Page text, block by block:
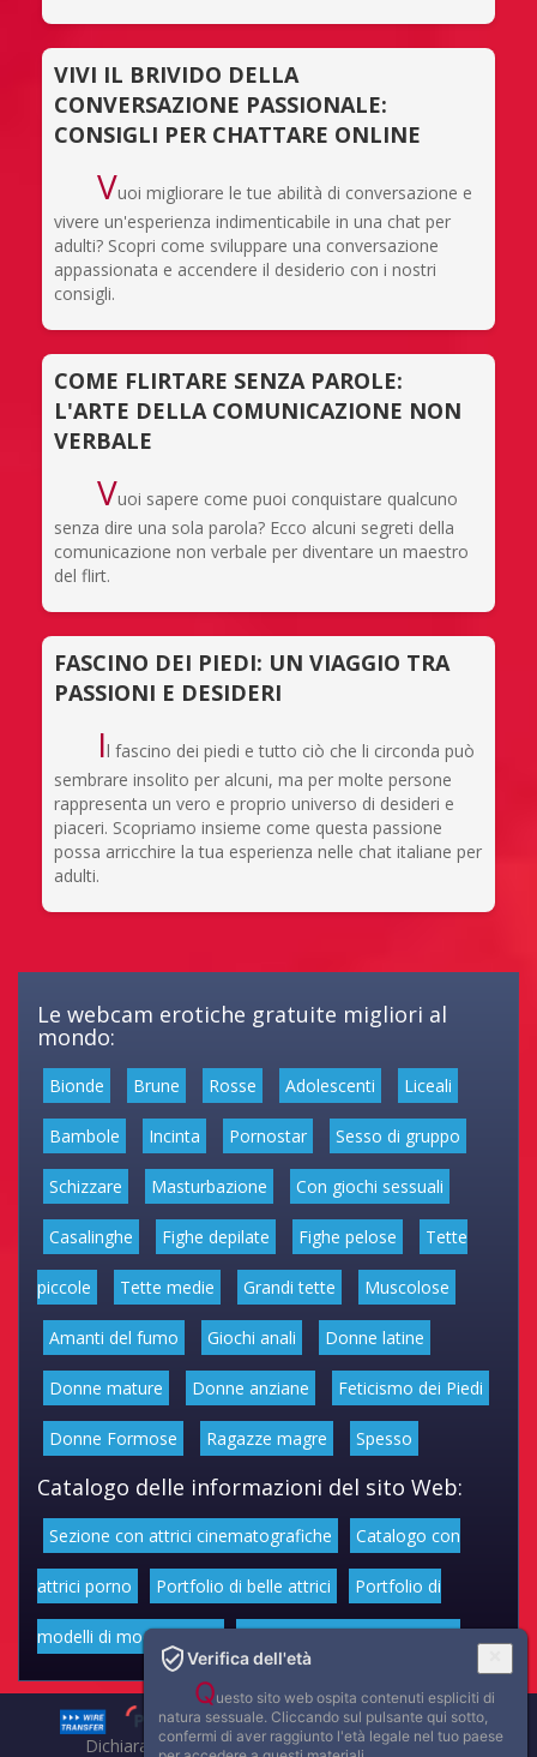
VIVI IL BRIVIDO DELLA
CONVERSAZIONE PASSIONALE:
CONSIGLI PER CHATTARE ONLINE
Vuoi migliorare le tue abilità di conversazione e
vivere un'esperienza indimenticabile in una chat per
adulti? Scopri come sviluppare una conversazione
appassionata e accendere il desiderio con i nostri
consigli.
COME FLIRTARE SENZA PAROLE:
L'ARTE DELLA COMUNICAZIONE NON
VERBALE
Vuoi sapere come puoi conquistare qualcuno
senza dire una sola parola? Ecco alcuni segreti della
comunicazione non verbale per diventare un maestro
del flirt.
FASCINO DEI PIEDI: UN VIAGGIO TRA
PASSIONI E DESIDERI
Il fascino dei piedi e tutto ciò che li circonda può
sembrare insolito per alcuni, ma per molte persone
rappresenta un vero e proprio universo di desideri e
piaceri. Scopriamo insieme come questa passione
possa arricchire la tua esperienza nelle chat italiane per
adulti.
Le webcam erotiche gratuite migliori al
mondo:
Bionde Brune Rosse Adolescenti Liceali
Bambole Incinta Pornostar Sesso di gruppo
Schizzare Masturbazione Con giochi sessuali
Casalinghe Fighe depilate Fighe pelose Tette
piccole Tette medie Grandi tette Muscolose
Amanti del fumo Giochi anali Donne latine
Donne mature Donne anziane Feticismo dei Piedi
Donne Formose Ragazze magre Spesso
Catalogo delle informazioni del sito Web:
Sezione con attrici cinematografiche Catalogo con
attrici porno Portfolio di belle attrici Portfolio di
modelli di moda volgari Affascinanti star dello sport
Dichiarazione di non responsabilità: tutti i membri e le
Verifica dell'età
Questo sito web ospita contenuti espliciti di
natura sessuale. Cliccando sul pulsante qui sotto,
confermi di aver raggiunto l'età legale nel tuo paese